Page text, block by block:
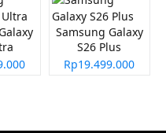
Samsung Galaxy
S26 Plus
Rp19.499.000